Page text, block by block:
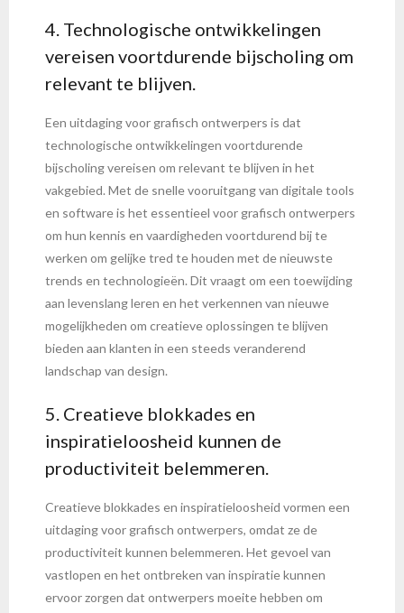
4. Technologische ontwikkelingen
vereisen voortdurende bijscholing om
relevant te blijven.
Een uitdaging voor grafisch ontwerpers is dat
technologische ontwikkelingen voortdurende
bijscholing vereisen om relevant te blijven in het
vakgebied. Met de snelle vooruitgang van digitale tools
en software is het essentieel voor grafisch ontwerpers
om hun kennis en vaardigheden voortdurend bij te
werken om gelijke tred te houden met de nieuwste
trends en technologieën. Dit vraagt om een toewijding
aan levenslang leren en het verkennen van nieuwe
mogelijkheden om creatieve oplossingen te blijven
bieden aan klanten in een steeds veranderend
landschap van design.
5. Creatieve blokkades en
inspiratieloosheid kunnen de
productiviteit belemmeren.
Creatieve blokkades en inspiratieloosheid vormen een
uitdaging voor grafisch ontwerpers, omdat ze de
productiviteit kunnen belemmeren. Het gevoel van
vastlopen en het ontbreken van inspiratie kunnen
ervoor zorgen dat ontwerpers moeite hebben om